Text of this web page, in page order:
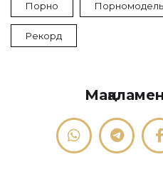
Порно Порномодель
Рекорд